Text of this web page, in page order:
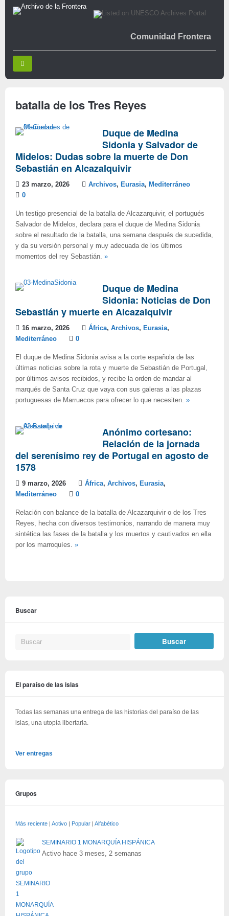
Comunidad Frontera
batalla de los Tres Reyes
Duque de Medina
Sidonia y Salvador de
Midelos: Dudas sobre la muerte de Don
Sebastián en Alcazalquivir
23 marzo, 2026 Archivos, Eurasia, Mediterráneo
0
Un testigo presencial de la batalla de Alcazarquivir, el portugués
Salvador de Midelos, declara para el duque de Medina Sidonia
sobre el resultado de la batalla, una semana después de sucedida,
y da su versión personal y muy adecuada de los últimos
momentos del rey Sebastián. »
Duque de Medina
Sidonia: Noticias de Don
Sebastián y muerte en Alcazalquivir
16 marzo, 2026 África, Archivos, Eurasia,
Mediterráneo
0
El duque de Medina Sidonia avisa a la corte española de las
últimas noticias sobre la rota y muerte de Sebastián de Portugal,
por últimos avisos recibidos, y recibe la orden de mandar al
marqués de Santa Cruz que vaya con sus galeras a las plazas
portuguesas de Marruecos para ofrecer lo que necesiten. »
Anónimo cortesano:
Relación de la jornada
del serenísimo rey de Portugal en agosto de
1578
9 marzo, 2026 África, Archivos, Eurasia,
Mediterráneo
0
Relación con balance de la batalla de Alcazarquivir o de los Tres
Reyes, hecha con diversos testimonios, narrando de manera muy
sintética las fases de la batalla y los muertos y cautivados en ella
por los marroquíes. »
Buscar
El paraíso de las islas
Todas las semanas una entrega de las historias del paraíso de las
islas, una utopía libertaria.
Ver entregas
Grupos
Más reciente Activo Popular Alfabético
SEMINARIO 1 MONARQUÍA HISPÁNICA
Activo hace 3 meses, 2 semanas